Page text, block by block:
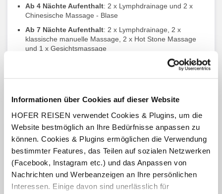
Informationen über Cookies auf dieser Website
HOFER REISEN verwendet Cookies & Plugins, um die
Website bestmöglich an Ihre Bedürfnisse anpassen zu
können. Cookies & Plugins ermöglichen die Verwendung
bestimmter Features, das Teilen auf sozialen Netzwerken
(Facebook, Instagram etc.) und das Anpassen von
Nachrichten und Werbeanzeigen an Ihre persönlichen
Interessen. Einige davon sind unerlässlich für
Ab 4 Nächte Aufenthalt: 2 x Lymphdrainage und 2 x
Chinesische Massage - Blase
Ab 7 Nächte Aufenthalt: 2 x Lymphdrainage, 2 x
klassische manuelle Massage, 2 x Hot Stone Massage
und 1 x Gesichtsmassage
Verleih von Fahrrädern, Nordic-Walking-Stöcken bzw.
Frühbuchervorteil
10 % Frühbuchervorteil bis 31.03.2026, 5% Frühbuchervorteil
bei Buchung bis 45 Tage vor Anreise.
Hinweis: Die Ermäßigung ist im angezeigten Preis bereits